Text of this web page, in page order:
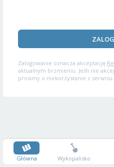
Zalogowanie oznacza akceptację
aktualnym brzmieniu. Jeśli nie
prosimy o niekorzystanie z serwisu.
Główna Wykopalisko